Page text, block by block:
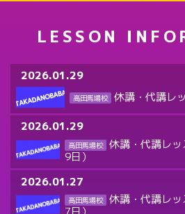
LESSON
2026.01.29
高田馬場校
休講・代講レ
2026.01.29
高田馬場校
休講・代講レ
9日）
2026.01.27
高田馬場校
休講・代講レ